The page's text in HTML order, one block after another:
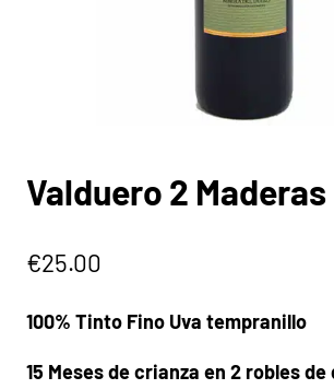
Valduero 2 Maderas
€25.00
100% Tinto Fino Uva tempranillo
15 Meses de crianza en 2 robles